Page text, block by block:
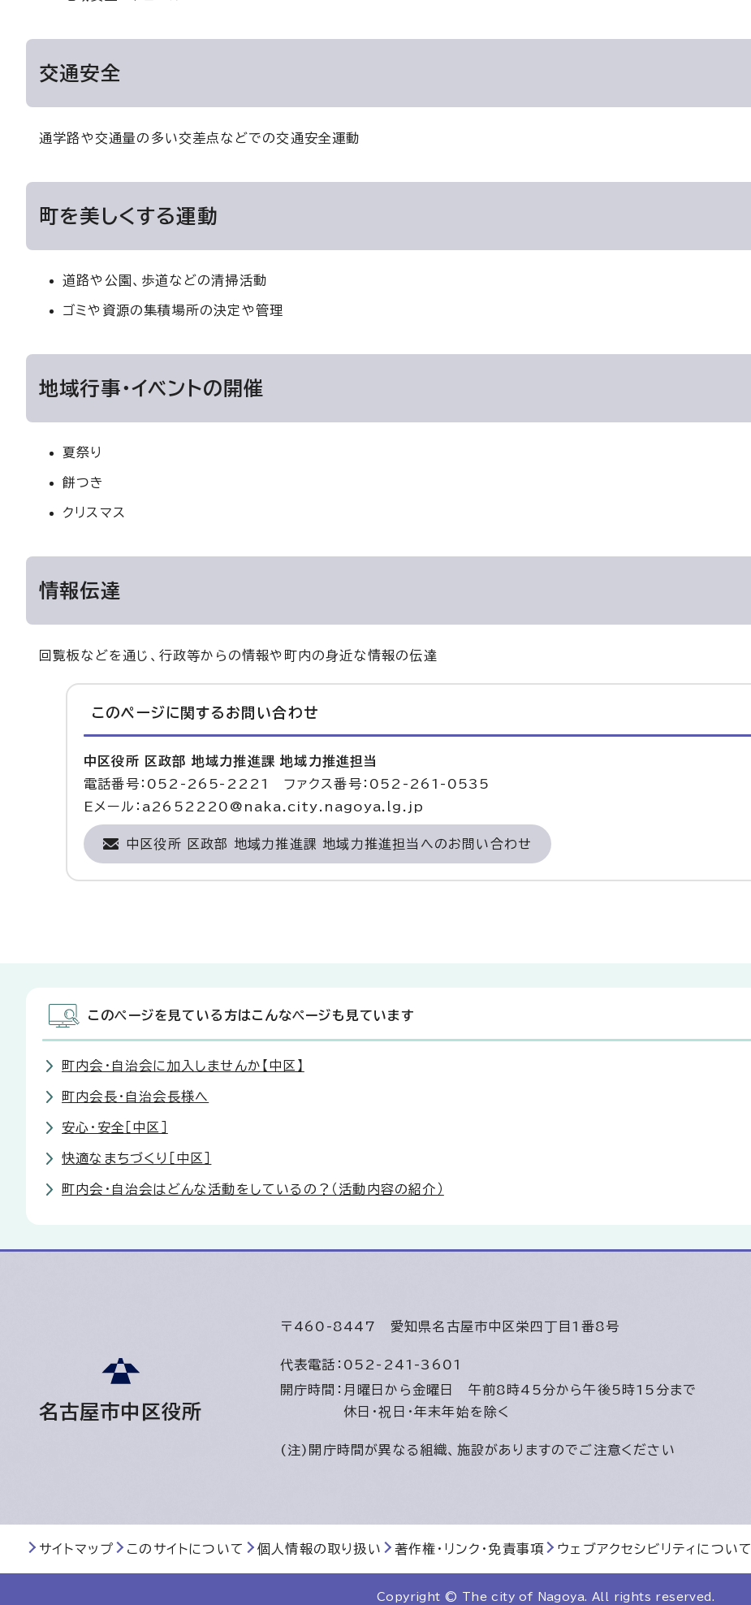
交通安全
通学路や交通量の多い交差点などでの交通安全運動
町を美しくする運動
道路や公園、歩道などの清掃活動
ゴミや資源の集積場所の決定や管理
地域行事・イベントの開催
夏祭り
餅つき
クリスマス
情報伝達
回覧板などを通じ、行政等からの情報や町内の身近な情報の伝達
このページに関する お問い合わせ
中区役所 区政部 地域力推進課 地域力推進担当
電話番号：052-265-2221 ファクス番号：052-261-0535
Eメール：a2652220@naka.city.nagoya.lg.jp
中区役所 区政部 地域力推進課 地域力推進担当へのお問い合わせ
このページを見ている方はこんなページも見ています
町内会・自治会に加入しませんか【中区】
町内会長・自治会長様へ
安心・安全［中区］
快適なまちづくり［中区］
町内会・自治会はどんな活動をしているの？（活動内容の紹介）
名古屋市中区役所
〒460-8447 愛知県名古屋市中区栄四丁目1番8号
代表電話： 052-241-3601
開庁時間： 月曜日から金曜日 午前8時45分から午後5時15分まで
休日・祝日・年末年始を除く
(注)開庁時間が異なる組織、施設がありますのでご注意ください
サイトマップ このサイトについて 個人情報の取り扱い 著作権・リンク・免責事項 ウェブアクセシビリティについて
Copyright © The city of Nagoya. All rights reserved.